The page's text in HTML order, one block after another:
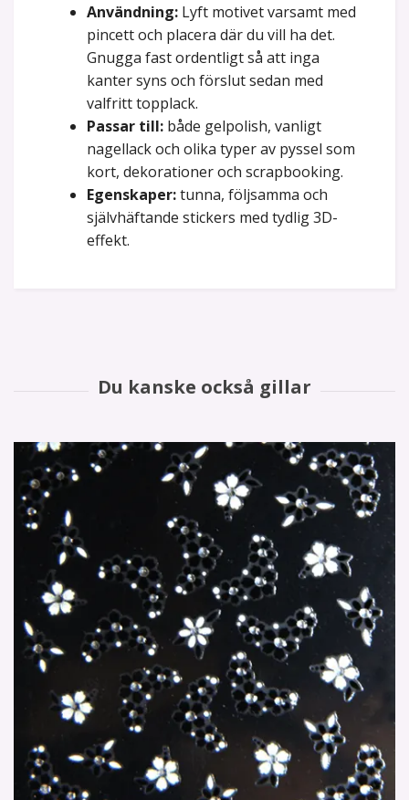
Användning: Lyft motivet varsamt med
pincett och placera där du vill ha det.
Gnugga fast ordentligt så att inga
kanter syns och förslut sedan med
valfritt topplack.
Passar till: både gelpolish, vanligt
nagellack och olika typer av pyssel som
kort, dekorationer och scrapbooking.
Egenskaper:tunna, följsamma och
självhäftande stickers med tydlig 3D-
effekt.